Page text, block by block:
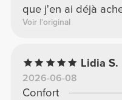
que j'en ai déjà
Voir l'original
Lidia S.
2026-06-08
Confort